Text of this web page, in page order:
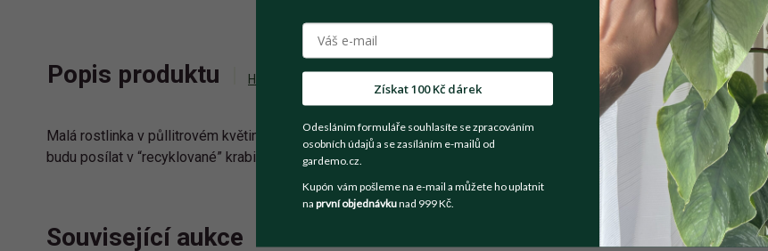
Popis produktu Historie příhozů
Malá rostlinka v půllitrovém květináči. Zakořeněná a připravená na přesazení. Vršek rostliny je zastříhnutý, ale
budu posílat v “recyklované” krabici tak, jak je na fotografiích, s tištěnou formou návodu na pěstovaní. :)
Související aukce
Získat 100 Kč dárek
Odesláním formuláře souhlasíte se zpracováním
osobních údajů a se zasíláním e-mailů od
gardemo.cz.
Kupón vám pošleme na e-mail a můžete ho uplatnit
na první objednávkunad 999 Kč.